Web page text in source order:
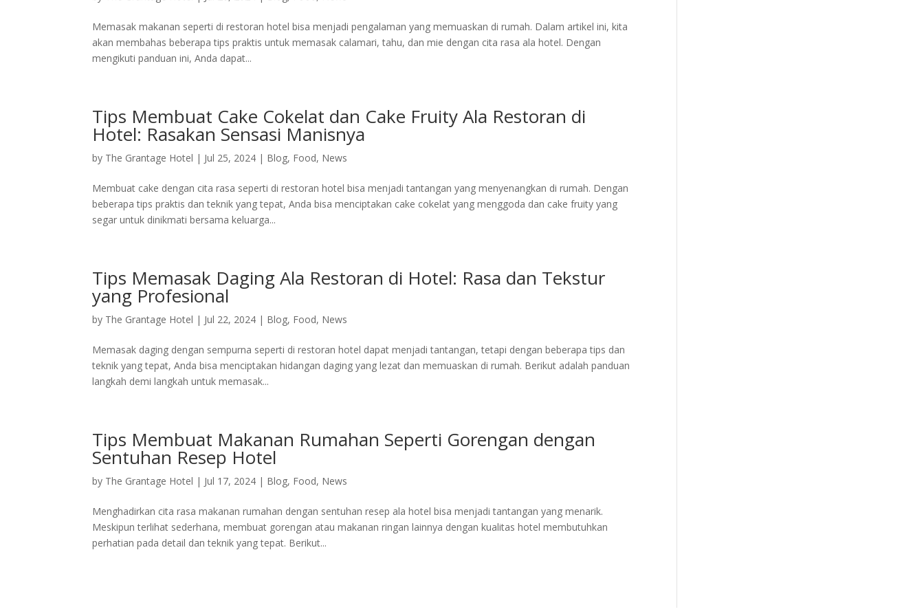
Memasak makanan seperti di restoran hotel bisa menjadi pengalaman yang memuaskan di rumah. Dalam artikel ini, kita
akan membahas beberapa tips praktis untuk memasak calamari, tahu, dan mie dengan cita rasa ala hotel. Dengan
mengikuti panduan ini, Anda dapat...
Tips Membuat Cake Cokelat dan Cake Fruity Ala Restoran di
Hotel: Rasakan Sensasi Manisnya
by The Grantage Hotel | Jul 25, 2024 | Blog, Food, News
Membuat cake dengan cita rasa seperti di restoran hotel bisa menjadi tantangan yang menyenangkan di rumah. Dengan
beberapa tips praktis dan teknik yang tepat, Anda bisa menciptakan cake cokelat yang menggoda dan cake fruity yang
segar untuk dinikmati bersama keluarga...
Tips Memasak Daging Ala Restoran di Hotel: Rasa dan Tekstur
yang Profesional
by The Grantage Hotel | Jul 22, 2024 | Blog, Food, News
Memasak daging dengan sempurna seperti di restoran hotel dapat menjadi tantangan, tetapi dengan beberapa tips dan
teknik yang tepat, Anda bisa menciptakan hidangan daging yang lezat dan memuaskan di rumah. Berikut adalah panduan
langkah demi langkah untuk memasak...
Tips Membuat Makanan Rumahan Seperti Gorengan dengan
Sentuhan Resep Hotel
by The Grantage Hotel | Jul 17, 2024 | Blog, Food, News
Menghadirkan cita rasa makanan rumahan dengan sentuhan resep ala hotel bisa menjadi tantangan yang menarik.
Meskipun terlihat sederhana, membuat gorengan atau makanan ringan lainnya dengan kualitas hotel membutuhkan
perhatian pada detail dan teknik yang tepat. Berikut...